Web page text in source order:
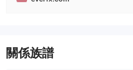
關係族譜